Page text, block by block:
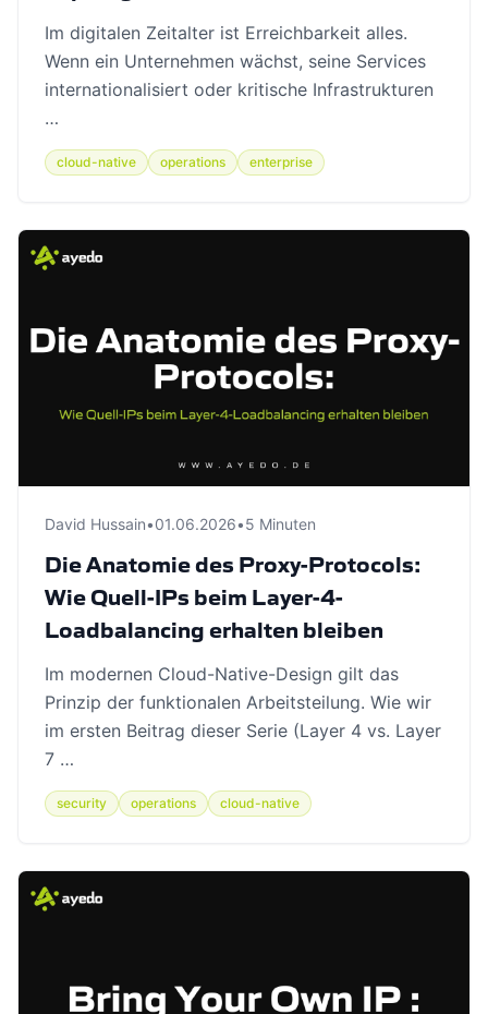
Im digitalen Zeitalter ist Erreichbarkeit alles.
Wenn ein Unternehmen wächst, seine Services
internationalisiert oder kritische Infrastrukturen
…
cloud-native operations enterprise
David Hussain•01.06.2026•5 Minuten
Die Anatomie des Proxy-Protocols:
Wie Quell-IPs beim Layer-4-
Loadbalancing erhalten bleiben
Im modernen Cloud-Native-Design gilt das
Prinzip der funktionalen Arbeitsteilung. Wie wir
im ersten Beitrag dieser Serie (Layer 4 vs. Layer
7 …
security operations cloud-native